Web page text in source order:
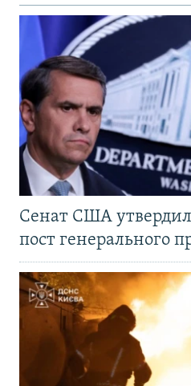
Сенат США
пост генерального